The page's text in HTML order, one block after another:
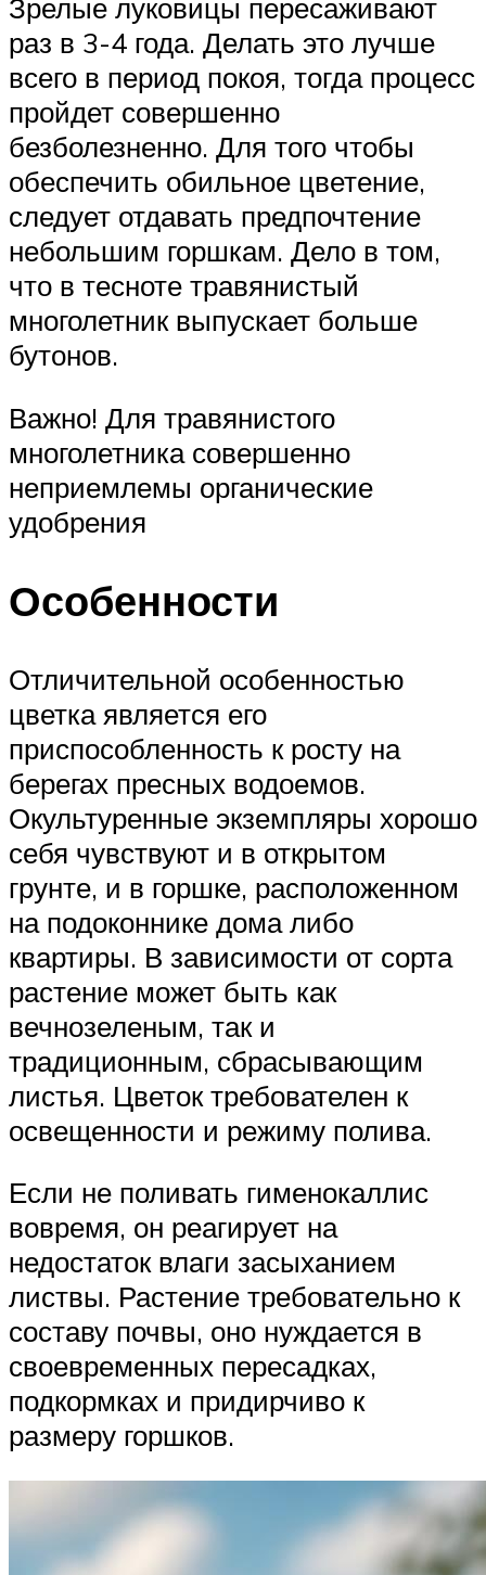
Зрелые луковицы пересаживают
раз в 3-4 года. Делать это лучше
всего в период покоя, тогда процесс
пройдет совершенно
безболезненно. Для того чтобы
обеспечить обильное цветение,
следует отдавать предпочтение
небольшим горшкам. Дело в том,
что в тесноте травянистый
многолетник выпускает больше
бутонов.
Важно! Для травянистого
многолетника совершенно
неприемлемы органические
удобрения
Особенности
Отличительной особенностью
цветка является его
приспособленность к росту на
берегах пресных водоемов.
Окультуренные экземпляры хорошо
себя чувствуют и в открытом
грунте, и в горшке, расположенном
на подоконнике дома либо
квартиры. В зависимости от сорта
растение может быть как
вечнозеленым, так и
традиционным, сбрасывающим
листья. Цветок требователен к
освещенности и режиму полива.
Если не поливать гименокаллис
вовремя, он реагирует на
недостаток влаги засыханием
листвы. Растение требовательно к
составу почвы, оно нуждается в
своевременных пересадках,
подкормках и придирчиво к
размеру горшков.